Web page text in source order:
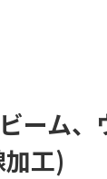
ーム、
工)